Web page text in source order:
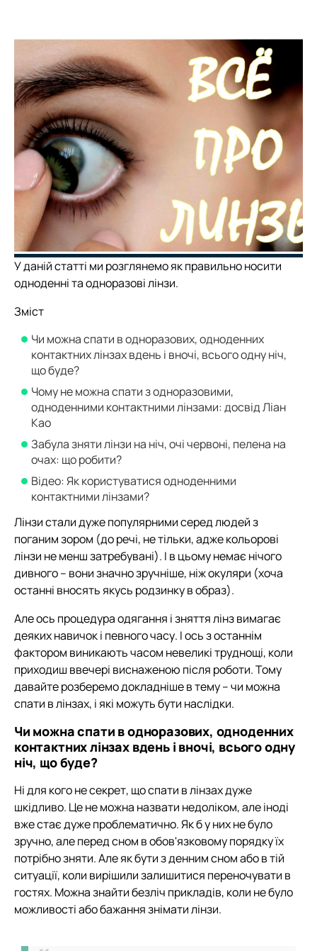
У даній статті ми розглянемо як правильно носити
одноденні та одноразові лінзи.
Зміст
Чи можна спати в одноразових, одноденних
контактних лінзах вдень і вночі, всього одну ніч,
що буде?
Чому не можна спати з одноразовими,
одноденними контактними лінзами: досвід Ліан
Као
Забула зняти лінзи на ніч, очі червоні, пелена на
очах: що робити?
Відео: Як користуватися одноденними
контактними лінзами?
Лінзи стали дуже популярними серед людей з
поганим зором (до речі, не тільки, адже кольорові
лінзи не менш затребувані). І в цьому немає нічого
дивного – вони значно зручніше, ніж окуляри (хоча
останні вносять якусь родзинку в образ).
Але ось процедура одягання і зняття лінз вимагає
деяких навичок і певного часу. І ось з останнім
фактором виникають часом невеликі труднощі, коли
приходиш ввечері виснаженою після роботи. Тому
давайте розберемо докладніше в тему – чи можна
спати в лінзах, і які можуть бути наслідки.
Чи можна спати в одноразових, одноденних
контактних лінзах вдень і вночі, всього одну
ніч, що буде?
Ні для кого не секрет, що спати в лінзах дуже
шкідливо. Це не можна назвати недоліком, але іноді
вже стає дуже проблематично. Як б у них не було
зручно, але перед сном в обов'язковому порядку їх
потрібно зняти. Але як бути з денним сном або в тій
ситуації, коли вирішили залишитися переночувати в
гостях. Можна знайти безліч прикладів, коли не було
можливості або бажання знімати лінзи.